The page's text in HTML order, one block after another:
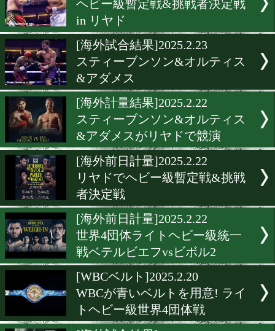
[海外試合結果]2025.2.23
世界4団体ライトヘビー級
戦ベテルビエフvsビボル2
[海外試合結果]2025.2.23
ヘビー級暫定戦&挑戦者決
in リヤド
[海外試合結果]2025.2.23
スティーブンソン&オルテ
&アダメス
[海外計量結果]2025.2.22
スティーブンソン&オルテ
&アダメスがリヤドで競演
[海外前日計量]2025.2.22
リヤドでヘビー級暫定戦&